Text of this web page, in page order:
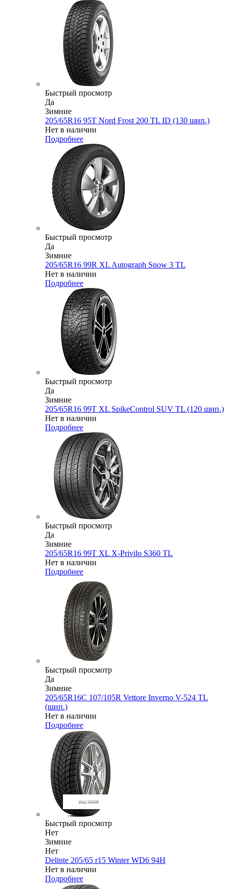
Быстрый просмотр
Да
Зимние
205/65R16 95T Nord Frost 200 TL ID (130 шип.)
Нет в наличии
Подробнее
Быстрый просмотр
Да
Зимние
205/65R16 99R XL Autograph Snow 3 TL
Нет в наличии
Подробнее
Быстрый просмотр
Да
Зимние
205/65R16 99T XL SpikeControl SUV TL (120 шип.)
Нет в наличии
Подробнее
Быстрый просмотр
Да
Зимние
205/65R16 99T XL X-Privilo S360 TL
Нет в наличии
Подробнее
Быстрый просмотр
Да
Зимние
205/65R16C 107/105R Vettore Inverno V-524 TL
(шип.)
Нет в наличии
Подробнее
Быстрый просмотр
Нет
Зимние
Нет
Delinte 205/65 r15 Winter WD6 94H
Нет в наличии
Подробнее